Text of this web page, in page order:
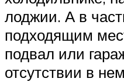
лоджии. А в
подходящим
подвал или
отсутствии в